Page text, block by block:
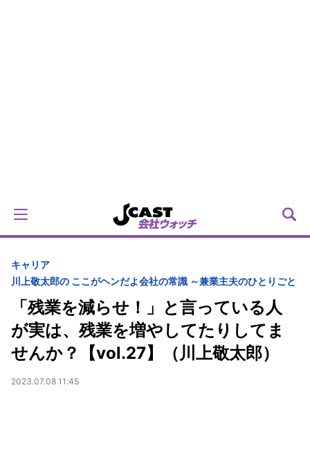
キャリア
川上敬太郎の ここがヘンだよ会社の常識 ～兼業主夫のひとりごと
「残業を減らせ！」と言っている人
が実は、残業を増やしてたりしてま
せんか？【vol.27】（川上敬太郎）
2023.07.08 11:45